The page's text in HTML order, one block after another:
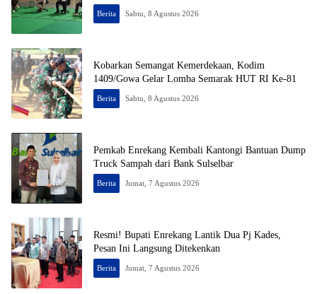
Berita Sabtu, 8 Agustus 2026
Kobarkan Semangat Kemerdekaan, Kodim
1409/Gowa Gelar Lomba Semarak HUT RI Ke-81
Berita Sabtu, 8 Agustus 2026
Pemkab Enrekang Kembali Kantongi Bantuan Dump
Truck Sampah dari Bank Sulselbar
Berita Jumat, 7 Agustus 2026
Resmi! Bupati Enrekang Lantik Dua Pj Kades,
Pesan Ini Langsung Ditekenkan
Berita Jumat, 7 Agustus 2026